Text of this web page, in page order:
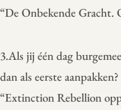
“De Onbekende Gracht.
3.Als jij één dag
dan als eerste aanpakken?
“Extinction Rebellion